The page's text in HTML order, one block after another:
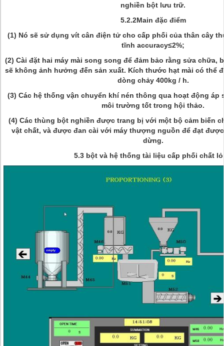
nghiền bột lưu trữ.
5.2.2Main đặc điểm
(1) Nó sẽ sử dụng vít cân điện tử cho cấp phối của thân cây
tĩnh accuracy≤2%;
(2) Cài đặt hai máy mài song song để đảm bảo rằng sửa chữa,
sẽ không ảnh hưởng đến sản xuất. Kích thước hạt mài có thể
dòng chảy 400kg / h.
(3) Các hệ thống vận chuyển khí nén thông qua hoạt động áp
môi trường tốt trong hội thảo.
(4) Các thùng bột nghiền được trang bị với một bộ cảm biến
vật chất, và được đan cài với máy thượng nguồn để đạt
dừng.
5.3 bột và hệ thống tài liệu cấp phối chất